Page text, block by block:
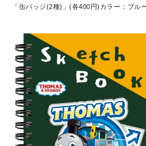
「缶バッジ(2種)」(各400円)カラー：ブル